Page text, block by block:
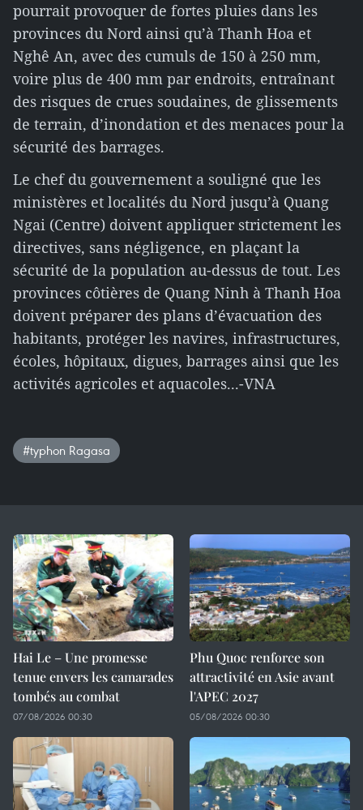
pourrait provoquer de fortes pluies dans les
provinces du Nord ainsi qu’à Thanh Hoa et
Nghê An, avec des cumuls de 150 à 250 mm,
voire plus de 400 mm par endroits, entraînant
des risques de crues soudaines, de glissements
de terrain, d’inondation et des menaces pour la
sécurité des barrages.
Le chef du gouvernement a souligné que les
ministères et localités du Nord jusqu’à Quang
Ngai (Centre) doivent appliquer strictement les
directives, sans négligence, en plaçant la
sécurité de la population au-dessus de tout. Les
provinces côtières de Quang Ninh à Thanh Hoa
doivent préparer des plans d’évacuation des
habitants, protéger les navires, infrastructures,
écoles, hôpitaux, digues, barrages ainsi que les
activités agricoles et aquacoles...-VNA
#typhon Ragasa
Hai Le – Une promesse
tenue envers les camarades
tombés au combat
07/08/2026 00:30
Phu Quoc renforce son
attractivité en Asie avant
l'APEC 2027
05/08/2026 00:30